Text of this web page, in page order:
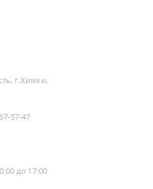
г.Химки,
57-47
до 17:00